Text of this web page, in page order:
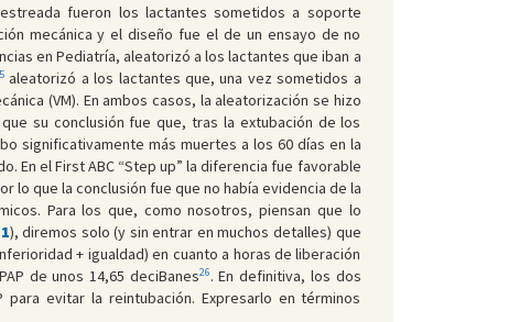
fueron los lactantes sometidos a soporte
mecánica y el diseño fue el de un ensayo de no
en Pediatría, aleatorizó a los lactantes que iban a
aleatorizó a los lactantes que, una vez sometidos a
(VM). En ambos casos, la aleatorización se hizo
su conclusión fue que, tras la extubación de los
significativamente más muertes a los 60 días en la
En el First ABC “Step up” la diferencia fue favorable
lo que la conclusión fue que no había evidencia de la
Para los que, como nosotros, piensan que lo
), diremos solo (y sin entrar en muchos detalles) que
+ igualdad) en cuanto a horas de liberación
de unos 14,65 deciBanes26. En definitiva, los dos
evitar la reintubación. Expresarlo en términos